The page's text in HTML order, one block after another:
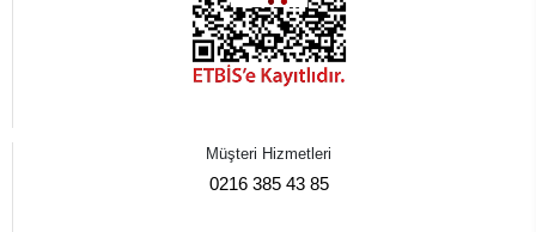
Müşteri Hizmetleri
0216 385 43 85